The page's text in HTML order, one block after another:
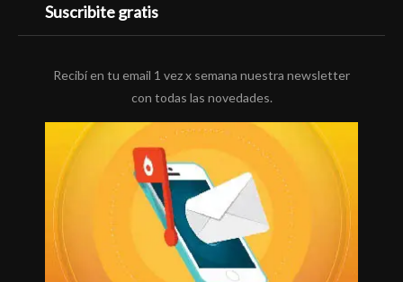
Suscribite gratis
Recibí en tu email 1 vez x semana nuestra newsletter
con todas las novedades.